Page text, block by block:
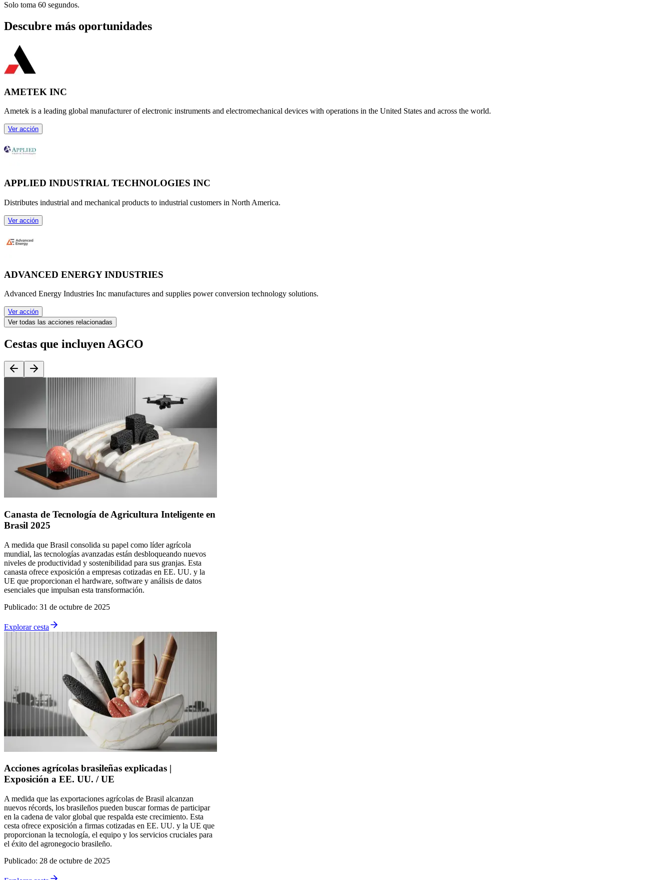
Solo toma 60 segundos.
Descubre más oportunidades
AMETEK INC
Ametek is a leading global manufacturer of electronic instruments and electromechanical devices with operations in the United States and across the world.
Ver acción
APPLIED INDUSTRIAL TECHNOLOGIES INC
Distributes industrial and mechanical products to industrial customers in North America.
Ver acción
ADVANCED ENERGY INDUSTRIES
Advanced Energy Industries Inc manufactures and supplies power conversion technology solutions.
Ver acción
Ver todas las acciones relacionadas
Cestas que incluyen AGCO
Canasta de Tecnología de Agricultura Inteligente en
Brasil 2025
A medida que Brasil consolida su papel como líder agrícola
mundial, las tecnologías avanzadas están desbloqueando nuevos
niveles de productividad y sostenibilidad para sus granjas. Esta
canasta ofrece exposición a empresas cotizadas en EE. UU. y la
UE que proporcionan el hardware, software y análisis de datos
esenciales que impulsan esta transformación.
Publicado: 31 de octubre de 2025
Explorar cesta
Acciones agrícolas brasileñas explicadas |
Exposición a EE. UU. / UE
A medida que las exportaciones agrícolas de Brasil alcanzan
nuevos récords, los brasileños pueden buscar formas de participar
en la cadena de valor global que respalda este crecimiento. Esta
cesta ofrece exposición a firmas cotizadas en EE. UU. y la UE que
proporcionan la tecnología, el equipo y los servicios cruciales para
el éxito del agronegocio brasileño.
Publicado: 28 de octubre de 2025